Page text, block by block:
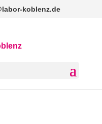
koblenz.de